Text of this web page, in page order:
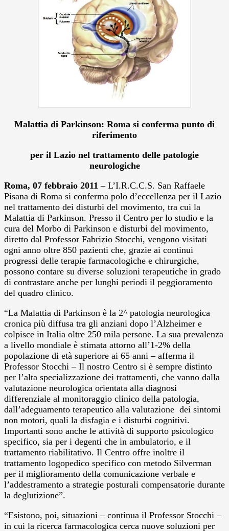
Malattia di Parkinson: Roma si conferma punto di
riferimento
per il Lazio nel trattamento delle patologie
neurologiche
Roma, 07 febbraio 2011 – L’I.R.C.C.S. San Raffaele
Pisana di Roma si conferma polo d’eccellenza per il Lazio
nel trattamento dei disturbi del movimento, tra cui la
Malattia di Parkinson. Presso il Centro per lo studio e la
cura del Morbo di Parkinson e disturbi del movimento,
diretto dal Professor Fabrizio Stocchi, vengono visitati
ogni anno oltre 850 pazienti che, grazie ai continui
progressi delle terapie farmacologiche e chirurgiche,
possono contare su diverse soluzioni terapeutiche in grado
di contrastare anche per lunghi periodi il peggioramento
del quadro clinico.
“La Malattia di Parkinson è la 2^ patologia neurologica
cronica più diffusa tra gli anziani dopo l’Alzheimer e
colpisce in Italia oltre 250 mila persone. La sua prevalenza
a livello mondiale è stimata attorno all’1-2% della
popolazione di età superiore ai 65 anni – afferma il
Professor Stocchi – Il nostro Centro si è sempre distinto
per l’alta specializzazione dei trattamenti, che vanno dalla
valutazione neurologica orientata alla diagnosi
differenziale al monitoraggio clinico della patologia,
dall’adeguamento terapeutico alla valutazione dei sintomi
non motori, quali la disfagia e i disturbi cognitivi.
Importanti sono anche le attività di supporto psicologico
specifico, sia per i degenti che in ambulatorio, e il
trattamento riabilitativo. Il Centro offre inoltre il
trattamento logopedico specifico con metodo Silverman
per il miglioramento della comunicazione verbale e
l’addestramento a strategie posturali compensatorie durante
la deglutizione”.
“Esistono, poi, situazioni – continua il Professor Stocchi –
in cui la ricerca farmacologica cerca nuove soluzioni per